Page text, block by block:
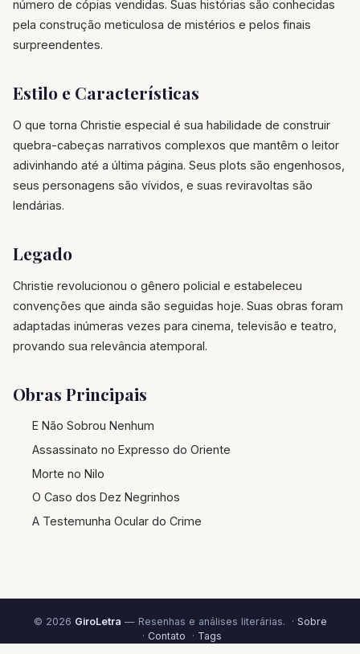
número de cópias vendidas. Suas histórias são conhecidas
pela construção meticulosa de mistérios e pelos finais
surpreendentes.
Estilo e Características
O que torna Christie especial é sua habilidade de construir
quebra-cabeças narrativos complexos que mantêm o leitor
adivinhando até a última página. Seus plots são engenhosos,
seus personagens são vívidos, e suas reviravoltas são
lendárias.
Legado
Christie revolucionou o gênero policial e estabeleceu
convenções que ainda são seguidas hoje. Suas obras foram
adaptadas inúmeras vezes para cinema, televisão e teatro,
provando sua relevância atemporal.
Obras Principais
E Não Sobrou Nenhum
Assassinato no Expresso do Oriente
Morte no Nilo
O Caso dos Dez Negrinhos
A Testemunha Ocular do Crime
© 2026 GiroLetra — Resenhas e análises literárias. · Sobre
· Contato · Tags